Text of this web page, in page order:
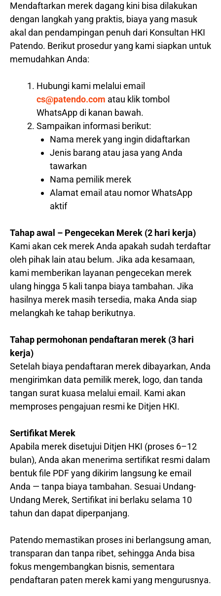
Mendaftarkan merek dagang kini bisa dilakukan
dengan langkah yang praktis, biaya yang masuk
akal dan pendampingan penuh dari Konsultan HKI
Patendo. Berikut prosedur yang kami siapkan untuk
memudahkan Anda:
Hubungi kami melalui email
cs@patendo.com atau klik tombol
WhatsApp di kanan bawah.
Sampaikan informasi berikut:
Nama merek yang ingin didaftarkan
Jenis barang atau jasa yang Anda
tawarkan
Nama pemilik merek
Alamat email atau nomor WhatsApp
aktif
Tahap awal – Pengecekan Merek (2 hari kerja)
Kami akan cek merek Anda apakah sudah terdaftar
oleh pihak lain atau belum. Jika ada kesamaan,
kami memberikan layanan pengecekan merek
ulang hingga 5 kali tanpa biaya tambahan. Jika
hasilnya merek masih tersedia, maka Anda siap
melangkah ke tahap berikutnya.
Tahap permohonan pendaftaran merek (3 hari
kerja)
Setelah biaya pendaftaran merek dibayarkan, Anda
mengirimkan data pemilik merek, logo, dan tanda
tangan surat kuasa melalui email. Kami akan
memproses pengajuan resmi ke Ditjen HKI.
Sertifikat Merek
Apabila merek disetujui Ditjen HKI (proses 6–12
bulan), Anda akan menerima sertifikat resmi dalam
bentuk file PDF yang dikirim langsung ke email
Anda — tanpa biaya tambahan. Sesuai Undang-
Undang Merek, Sertifikat ini berlaku selama 10
tahun dan dapat diperpanjang.
Patendo memastikan proses ini berlangsung aman,
transparan dan tanpa ribet, sehingga Anda bisa
fokus mengembangkan bisnis, sementara
pendaftaran paten merek kami yang mengurusnya.